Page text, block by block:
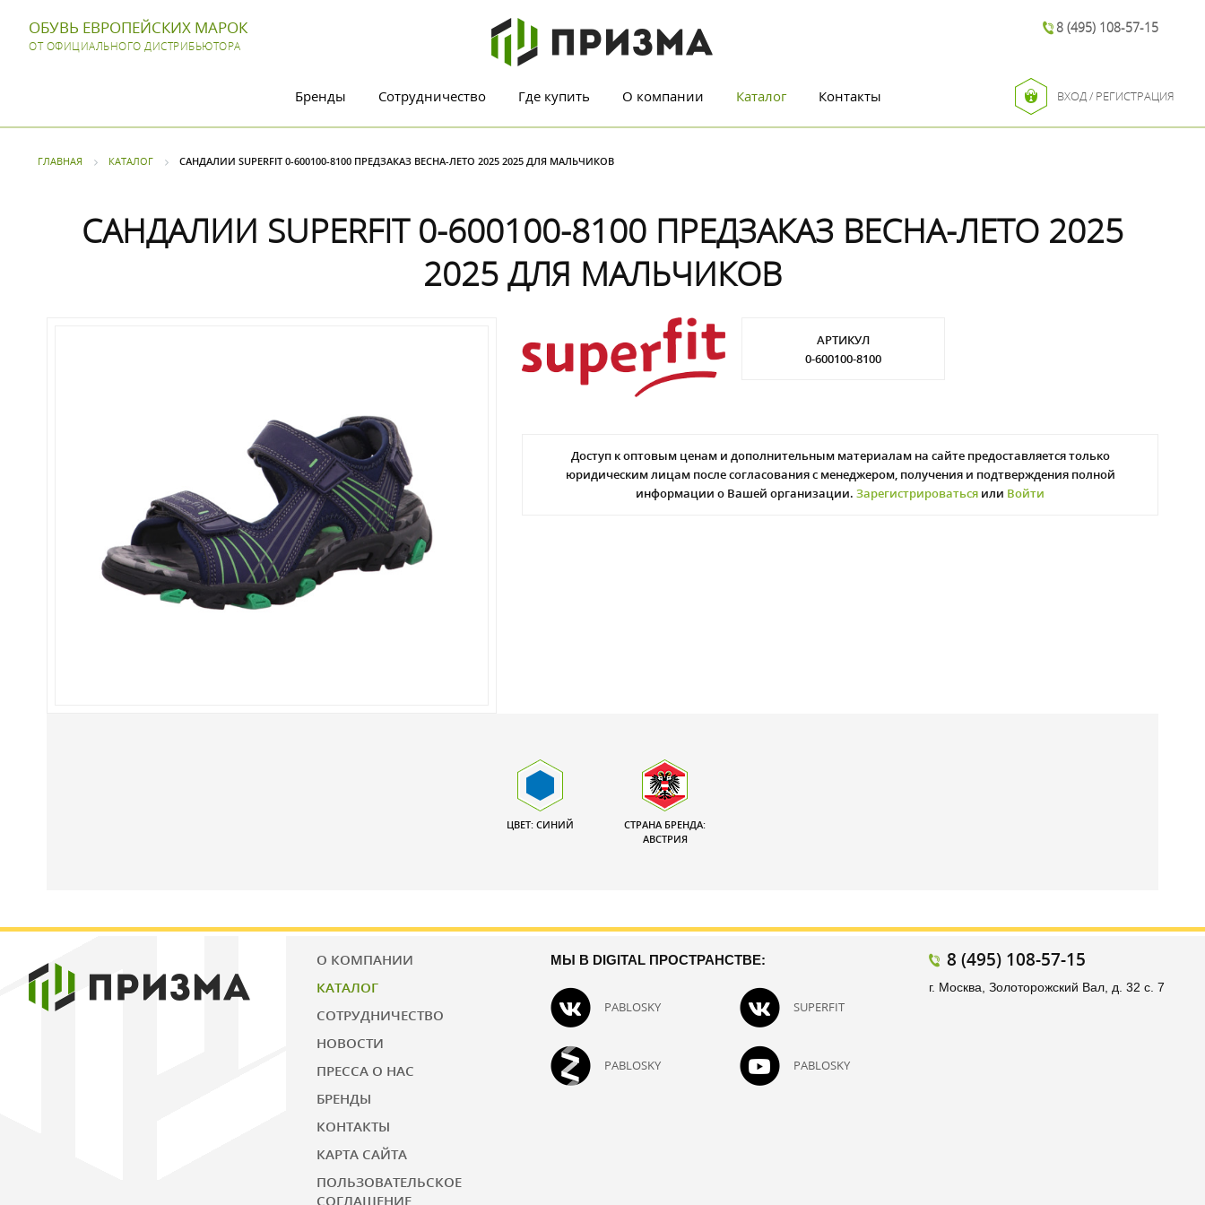
ОБУВЬ ЕВРОПЕЙСКИХ МАРОК
ОТ ОФИЦИАЛЬНОГО ДИСТРИБЬЮТОРА
8 (495) 108-57-15
Бренды Сотрудничество Где купить О компании Каталог Контакты ВХОД / РЕГИСТРАЦИЯ
ГЛАВНАЯ КАТАЛОГ САНДАЛИИ SUPERFIT 0-600100-8100 ПРЕДЗАКАЗ ВЕСНА-ЛЕТО 2025 2025 ДЛЯ МАЛЬЧИКОВ
САНДАЛИИ SUPERFIT 0-600100-8100 ПРЕДЗАКАЗ ВЕСНА-ЛЕТО 2025
2025 ДЛЯ МАЛЬЧИКОВ
АРТИКУЛ
0-600100-8100
Доступ к оптовым ценам и дополнительным материалам на сайте предоставляется только
юридическим лицам после согласования с менеджером, получения и подтверждения полной
информации о Вашей организации. Зарегистрироваться или Войти
ЦВЕТ: СИНИЙ
СТРАНА БРЕНДА:
АВСТРИЯ
О КОМПАНИИ
КАТАЛОГ
СОТРУДНИЧЕСТВО
НОВОСТИ
ПРЕССА О НАС
БРЕНДЫ
КОНТАКТЫ
КАРТА САЙТА
ПОЛЬЗОВАТЕЛЬСКОЕ
СОГЛАШЕНИЕ
МЫ В DIGITAL ПРОСТРАНСТВЕ:
PABLOSKY SUPERFIT
PABLOSKY PABLOSKY
8 (495) 108-57-15
г. Москва, Золоторожский Вал, д. 32 с. 7